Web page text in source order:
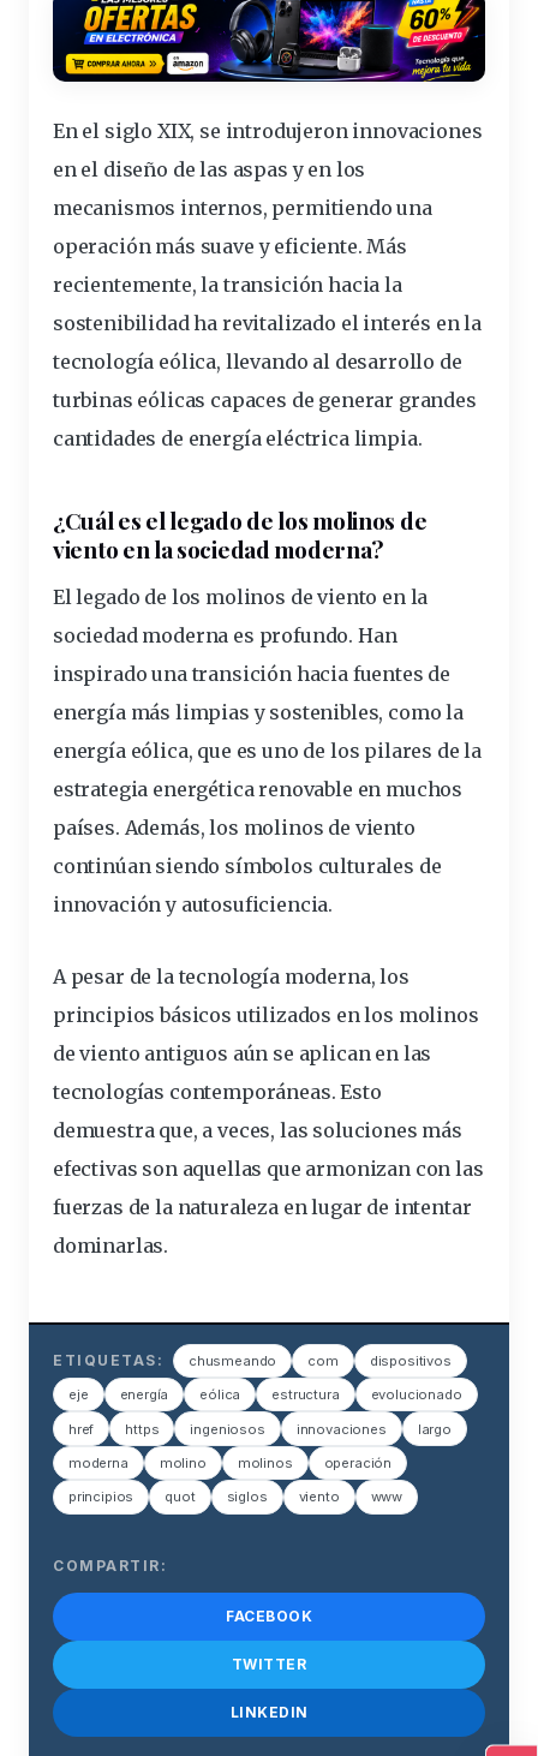
En el siglo XIX, se introdujeron innovaciones
en el diseño de las aspas y en los
mecanismos internos, permitiendo una
operación más suave y eficiente. Más
recientemente, la transición hacia la
sostenibilidad ha revitalizado el interés en la
tecnología eólica, llevando al desarrollo de
turbinas eólicas capaces de generar grandes
cantidades de energía eléctrica limpia.
¿Cuál es el legado de los molinos de
viento en la sociedad moderna?
El legado de los molinos de viento en la
sociedad moderna es profundo. Han
inspirado una transición hacia fuentes de
energía más limpias y sostenibles, como la
energía eólica, que es uno de los pilares de la
estrategia energética renovable en muchos
países. Además, los molinos de viento
continúan siendo símbolos culturales de
innovación y autosuficiencia.
A pesar de la tecnología moderna, los
principios básicos utilizados en los molinos
de viento antiguos aún se aplican en las
tecnologías contemporáneas. Esto
demuestra que, a veces, las soluciones más
efectivas son aquellas que armonizan con las
fuerzas de la naturaleza en lugar de intentar
dominarlas.
ETIQUETAS: chusmeando com dispositivos
eje energía eólica estructura evolucionado
href https ingeniosos innovaciones largo
moderna molino molinos operación
principios quot siglos viento www
COMPARTIR:
FACEBOOK
TWITTER
LINKEDIN